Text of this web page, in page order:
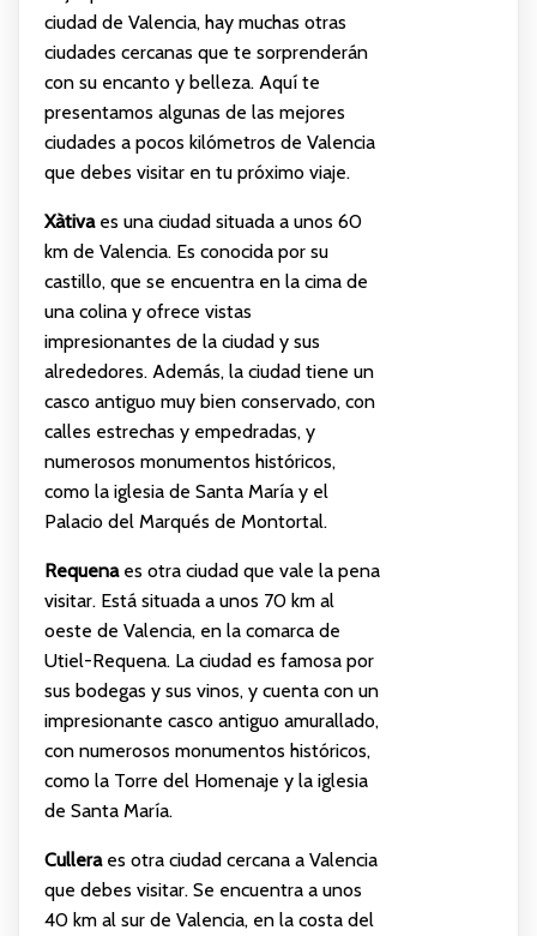
ciudad de Valencia, hay muchas otras
ciudades cercanas que te sorprenderán
con su encanto y belleza. Aquí te
presentamos algunas de las mejores
ciudades a pocos kilómetros de Valencia
que debes visitar en tu próximo viaje.
Xàtivaes una ciudad situada a unos 60
km de Valencia. Es conocida por su
castillo, que se encuentra en la cima de
una colina y ofrece vistas
impresionantes de la ciudad y sus
alrededores. Además, la ciudad tiene un
casco antiguo muy bien conservado, con
calles estrechas y empedradas, y
numerosos monumentos históricos,
como la iglesia de Santa María y el
Palacio del Marqués de Montortal.
Requenaes otra ciudad que vale la pena
visitar. Está situada a unos 70 km al
oeste de Valencia, en la comarca de
Utiel-Requena. La ciudad es famosa por
sus bodegas y sus vinos, y cuenta con un
impresionante casco antiguo amurallado,
con numerosos monumentos históricos,
como la Torre del Homenaje y la iglesia
de Santa María.
Culleraes otra ciudad cercana a Valencia
que debes visitar. Se encuentra a unos
40 km al sur de Valencia, en la costa del